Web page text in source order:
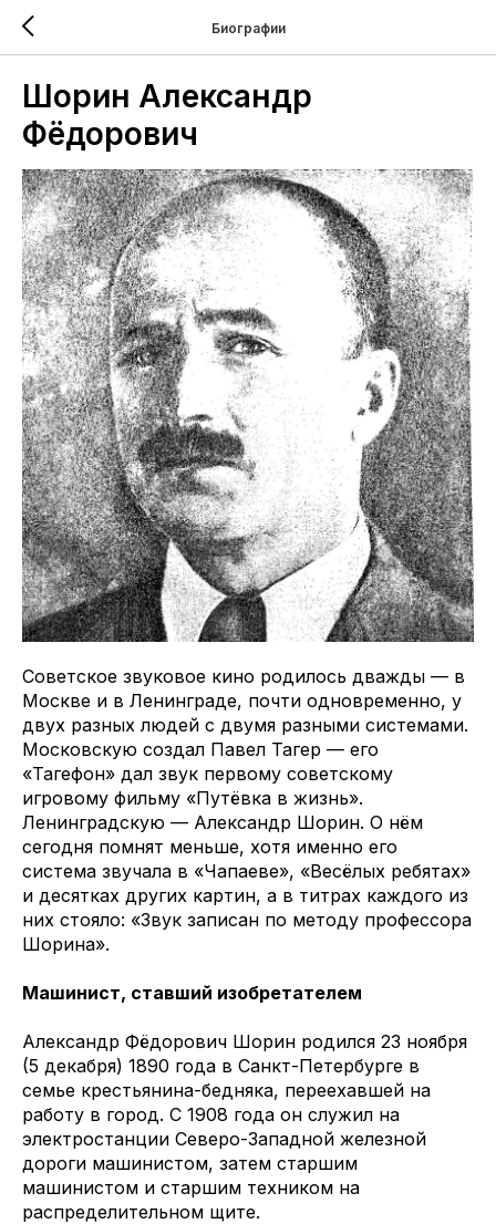
Биографии
Шорин Александр
Фёдорович
Советское звуковое кино родилось дважды — в
Москве и в Ленинграде, почти одновременно, у
двух разных людей с двумя разными системами.
Московскую создал Павел Тагер — его
«Тагефон» дал звук первому советскому
игровому фильму «Путёвка в жизнь».
Ленинградскую — Александр Шорин. О нём
сегодня помнят меньше, хотя именно его
система звучала в «Чапаеве», «Весёлых ребятах»
и десятках других картин, а в титрах каждого из
них стояло: «Звук записан по методу профессора
Шорина».​​​​​​​​​​​​​​​​
Машинист, ставший изобретателем
Александр Фёдорович Шорин родился 23 ноября
(5 декабря) 1890 года в Санкт-Петербурге в
семье крестьянина-бедняка, переехавшей на
работу в город. С 1908 года он служил на
электростанции Северо-Западной железной
дороги машинистом, затем старшим
машинистом и старшим техником на
распределительном щите.